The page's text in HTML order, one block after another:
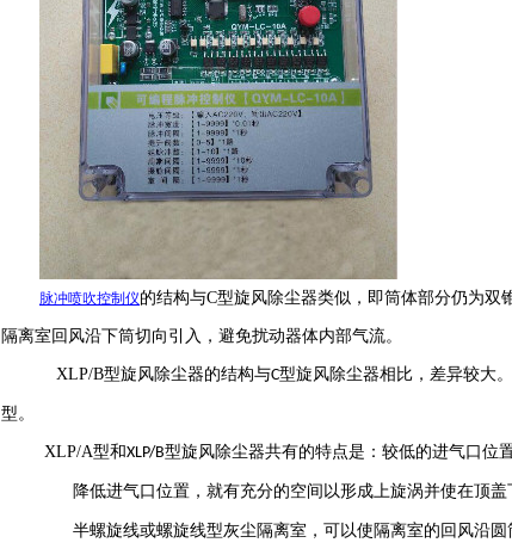
脉冲喷吹控制仪的结构与C型旋风除尘器类似，即筒体部分仍为双
隔离室回风沿下筒切向引入，避免扰动器体内部气流。
XLP/B型旋风除尘器的结构与C型旋风除尘器相比，差异较大。
型。
XLP/A型和XLP/B型旋风除尘器共有的特点是：较低的进气口位
降低进气口位置，就有充分的空间以形成上旋涡并使在顶盖
半螺旋线或螺旋线型灰尘隔离室，可以使隔离室的回风沿圆